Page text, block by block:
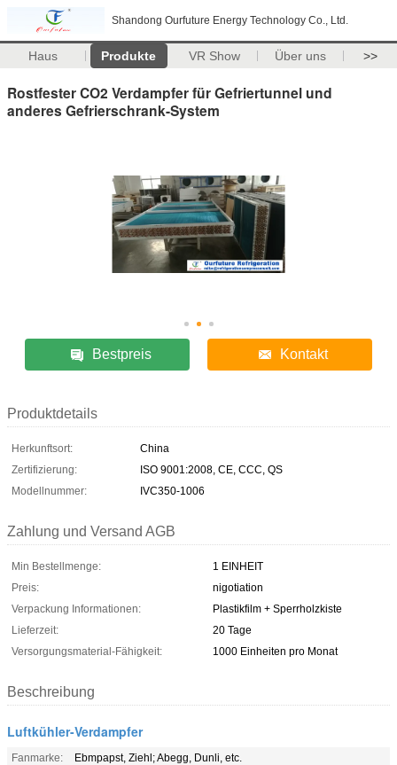
Shandong Ourfuture Energy Technology Co., Ltd.
Haus Produkte VR Show Über uns >>
Rostfester CO2 Verdampfer für Gefriertunnel und
anderes Gefrierschrank-System
Bestpreis Kontakt
Produktdetails
Herkunftsort:
China
Zertifizierung:
ISO 9001:2008, CE, CCC, QS
Modellnummer:
IVC350-1006
Zahlung und Versand AGB
Min Bestellmenge:
1 EINHEIT
Preis:
nigotiation
Verpackung Informationen:
Plastikfilm + Sperrholzkiste
Lieferzeit:
20 Tage
Versorgungsmaterial-Fähigkeit:
1000 Einheiten pro Monat
Beschreibung
Luftkühler-Verdampfer
Fanmarke:
Ebmpapst, Ziehl; Abegg, Dunli, etc.